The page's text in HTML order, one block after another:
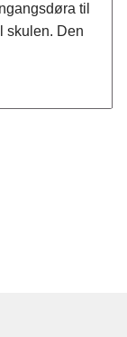
til
skulen. Den